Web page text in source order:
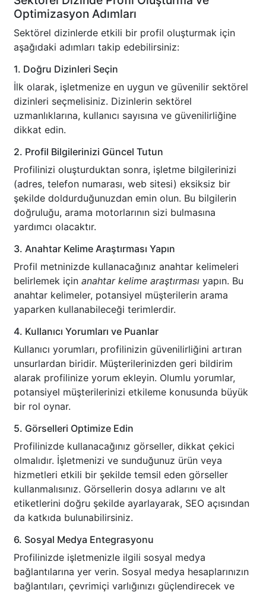
Optimizasyon Adımları
Sektörel dizinlerde etkili bir profil oluşturmak için
aşağıdaki adımları takip edebilirsiniz:
1. Doğru Dizinleri Seçin
İlk olarak, işletmenize en uygun ve güvenilir sektörel
dizinleri seçmelisiniz. Dizinlerin sektörel
uzmanlıklarına, kullanıcı sayısına ve güvenilirliğine
dikkat edin.
2. Profil Bilgilerinizi Güncel Tutun
Profilinizi oluşturduktan sonra, işletme bilgilerinizi
(adres, telefon numarası, web sitesi) eksiksiz bir
şekilde doldurduğunuzdan emin olun. Bu bilgilerin
doğruluğu, arama motorlarının sizi bulmasına
yardımcı olacaktır.
3. Anahtar Kelime Araştırması Yapın
Profil metninizde kullanacağınız anahtar kelimeleri
belirlemek için anahtar kelime araştırması yapın. Bu
anahtar kelimeler, potansiyel müşterilerin arama
yaparken kullanabileceği terimlerdir.
4. Kullanıcı Yorumları ve Puanlar
Kullanıcı yorumları, profilinizin güvenilirliğini artıran
unsurlardan biridir. Müşterilerinizden geri bildirim
alarak profilinize yorum ekleyin. Olumlu yorumlar,
potansiyel müşterilerinizi etkileme konusunda büyük
bir rol oynar.
5. Görselleri Optimize Edin
Profilinizde kullanacağınız görseller, dikkat çekici
olmalıdır. İşletmenizi ve sunduğunuz ürün veya
hizmetleri etkili bir şekilde temsil eden görseller
kullanmalısınız. Görsellerin dosya adlarını ve alt
etiketlerini doğru şekilde ayarlayarak, SEO açısından
da katkıda bulunabilirsiniz.
6. Sosyal Medya Entegrasyonu
Profilinizde işletmenizle ilgili sosyal medya
bağlantılarına yer verin. Sosyal medya hesaplarınızın
bağlantıları, çevrimiçi varlığınızı güçlendirecek ve